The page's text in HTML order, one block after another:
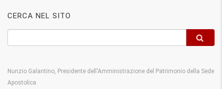
CERCA NEL SITO
Nunzio Galantino, Presidente dell'Amministrazione del Patrimonio della Sede
Apostolica